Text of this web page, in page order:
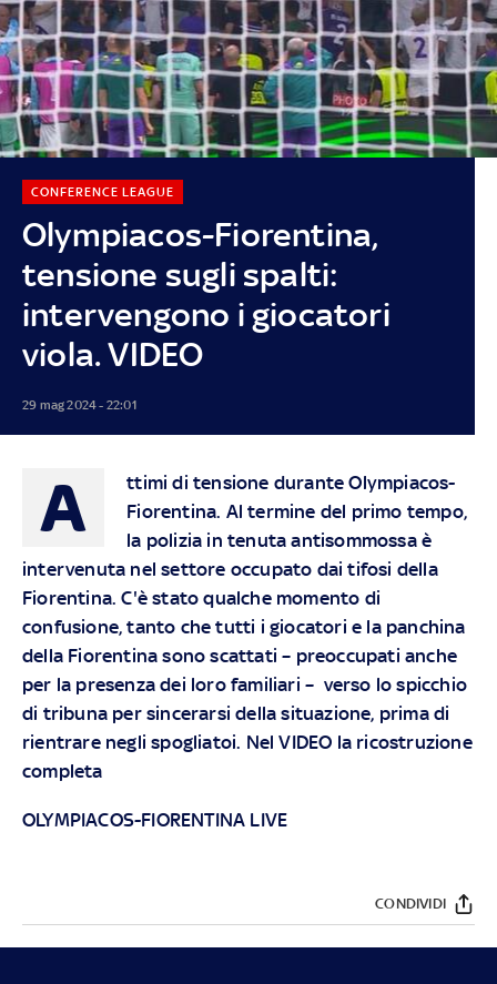
Olympiacos-Fiorentina,
tensione sugli spalti:
intervengono i giocatori
viola. VIDEO
CONFERENCE LEAGUE
29 mag 2024 - 22:01
A
ttimi di tensione durante Olympiacos-
Fiorentina. Al termine del primo tempo,
la polizia in tenuta antisommossa è
intervenuta nel settore occupato dai tifosi della
Fiorentina. C'è stato qualche momento di
confusione, tanto che tutti i giocatori e la panchina
della Fiorentina sono scattati – preoccupati anche
per la presenza dei loro familiari – verso lo spicchio
di tribuna per sincerarsi della situazione, prima di
rientrare negli spogliatoi. Nel VIDEO la ricostruzione
completa
OLYMPIACOS-FIORENTINA LIVE
CONDIVIDI